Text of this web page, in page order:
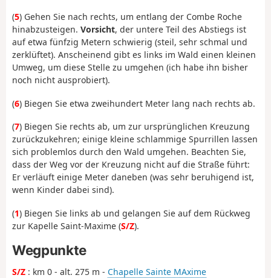
(5) Gehen Sie nach rechts, um entlang der Combe Roche
hinabzusteigen. Vorsicht, der untere Teil des Abstiegs ist
auf etwa fünfzig Metern schwierig (steil, sehr schmal und
zerklüftet). Anscheinend gibt es links im Wald einen kleinen
Umweg, um diese Stelle zu umgehen (ich habe ihn bisher
noch nicht ausprobiert).
(6) Biegen Sie etwa zweihundert Meter lang nach rechts ab.
(7) Biegen Sie rechts ab, um zur ursprünglichen Kreuzung
zurückzukehren; einige kleine schlammige Spurrillen lassen
sich problemlos durch den Wald umgehen. Beachten Sie,
dass der Weg vor der Kreuzung nicht auf die Straße führt:
Er verläuft einige Meter daneben (was sehr beruhigend ist,
wenn Kinder dabei sind).
(1) Biegen Sie links ab und gelangen Sie auf dem Rückweg
zur Kapelle Saint-Maxime (S/Z).
Wegpunkte
S/Z : km 0 - alt. 275 m - Chapelle Sainte MAxime